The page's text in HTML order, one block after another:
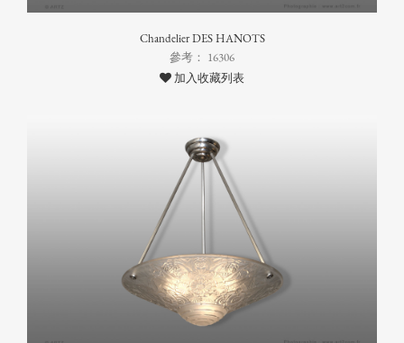
Chandelier DES HANOTS
參考： 16306
加入收藏列表